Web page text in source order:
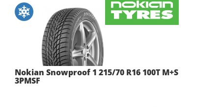
Nokian Snowproof 1 215/70 R16 100T M+S
3PMSF